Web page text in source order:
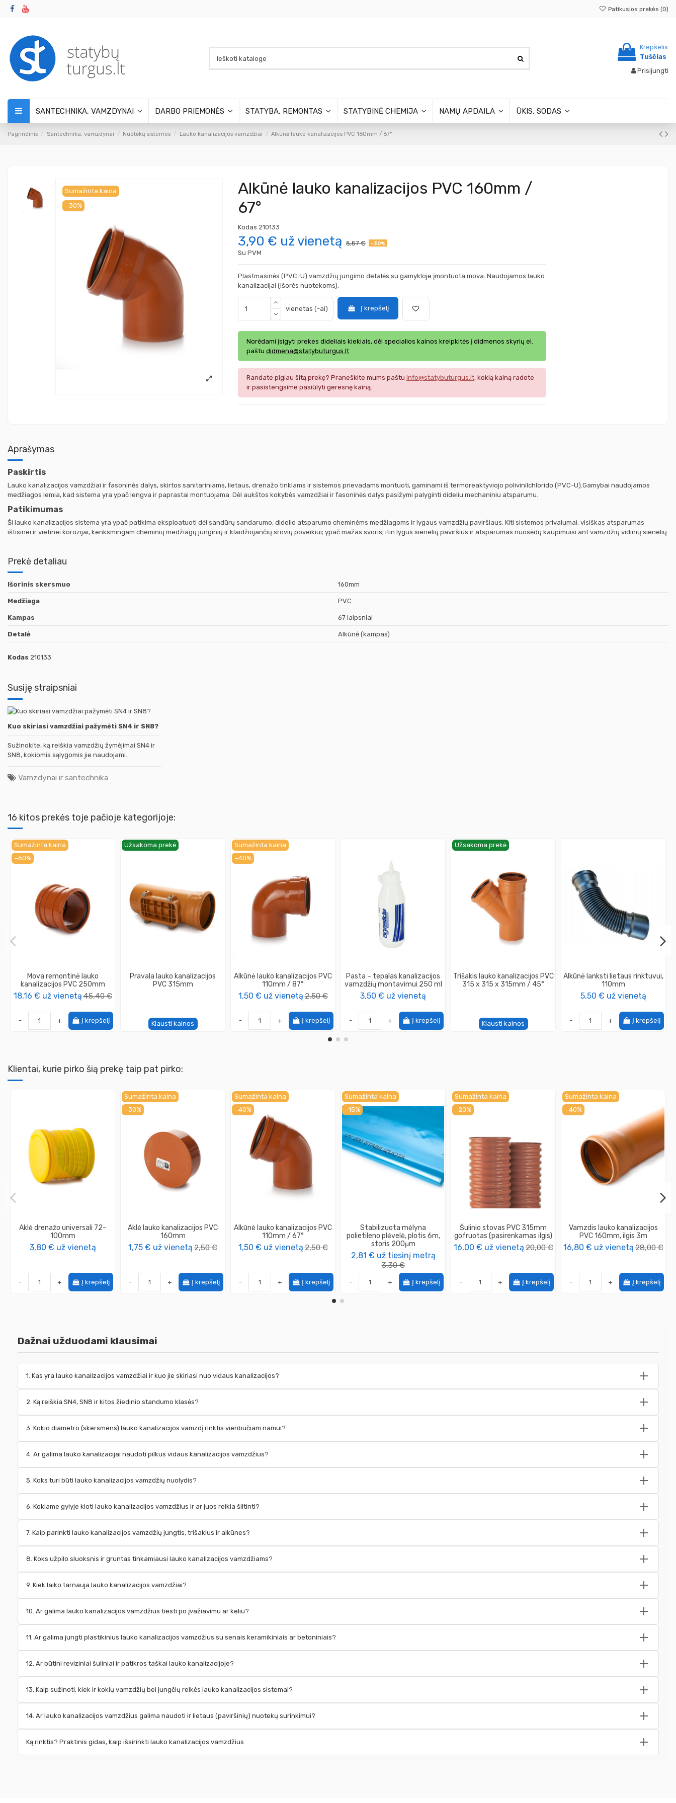
Patikusios prekės (0)
Krepšelis
Tuščias
Prisijungti
SANTECHNIKA, VAMZDYNAI DARBO PRIEMONĖS STATYBA, REMONTAS STATYBINĖ CHEMIJA NAMŲ APDAILA ŪKIS, SODAS
Pagrindinis Santechnika, vamzdynai Nuotėkų sistemos Lauko kanalizacijos vamzdžiai Alkūnė lauko kanalizacijos PVC 160mm / 67°
Sumažinta kaina
−30%
Alkūnė lauko kanalizacijos PVC 160mm /
67°
Kodas 210133
3,90 € už vienetą 5,57 € -30%
Su PVM
Plastmasinės (PVC-U) vamzdžių jungimo detalės su gamykloje įmontuota mova. Naudojamos lauko
kanalizacijai (išorės nuotekoms).
vienetas (-ai) Į krepšelį
Norėdami įsigyti prekes dideliais kiekiais, dėl specialios kainos kreipkitės į didmenos skyrių el.
paštu didmena@statybuturgus.lt
Randate pigiau šitą prekę? Praneškite mums paštu info@statybuturgus.lt, kokią kainą radote
ir pasistengsime pasiūlyti geresnę kainą.
Aprašymas
Paskirtis
Lauko kanalizacijos vamzdžiai ir fasoninės dalys, skirtos sanitariniams, lietaus, drenažo tinklams ir sistemos prievadams montuoti, gaminami iš termoreaktyviojo polivinilchlorido (PVC-U).Gamybai naudojamos
medžiagos lemia, kad sistema yra ypač lengva ir paprastai montuojama. Dėl aukštos kokybės vamzdžiai ir fasoninės dalys pasižymi palyginti dideliu mechaniniu atsparumu.
Patikimumas
Ši lauko kanalizacijos sistema yra ypač patikima eksploatuoti dėl sandūrų sandarumo, didelio atsparumo cheminėms medžiagoms ir lygaus vamzdžių paviršiaus. Kiti sistemos privalumai: visiškas atsparumas
ištisinei ir vietinei korozijai, kenksmingam cheminių medžiagų junginių ir klaidžiojančių srovių poveikiui; ypač mažas svoris; itin lygus sienelių paviršius ir atsparumas nuosėdų kaupimuisi ant vamzdžių vidinių sienelių.
Prekė detaliau
Išorinis skersmuo 160mm
Medžiaga PVC
Kampas 67 laipsniai
Detalė Alkūnė (kampas)
Kodas 210133
Susiję straipsniai
Kuo skiriasi vamzdžiai pažymėti SN4 ir SN8?
Sužinokite, ką reiškia vamzdžių žymėjimai SN4 ir
SN8, kokiomis sąlygomis jie naudojami.
Vamzdynai ir santechnika
16 kitos prekės toje pačioje kategorijoje:
Sumažinta kaina
−60%
Mova remontinė lauko
kanalizacijos PVC 250mm
18,16 € už vienetą45,40 €
- + Į krepšelį
Užsakoma prekė
Pravala lauko kanalizacijos
PVC 315mm
Klausti kainos
Sumažinta kaina
−40%
Alkūnė lauko kanalizacijos PVC
110mm / 87°
1,50 € už vienetą2,50 €
- + Į krepšelį
Pasta – tepalas kanalizacijos
vamzdžių montavimui 250 ml
3,50 € už vienetą
- + Į krepšelį
Užsakoma prekė
Trišakis lauko kanalizacijos PVC
315 x 315 x 315mm / 45°
Klausti kainos
Alkūnė lanksti lietaus rinktuvui,
110mm
5,50 € už vienetą
- + Į krepšelį
Klientai, kurie pirko šią prekę taip pat pirko:
Aklė drenažo universali 72-
100mm
3,80 € už vienetą
- + Į krepšelį
Sumažinta kaina
−30%
Aklė lauko kanalizacijos PVC
160mm
1,75 € už vienetą 2,50 €
- + Į krepšelį
Sumažinta kaina
−40%
Alkūnė lauko kanalizacijos PVC
110mm / 67°
1,50 € už vienetą2,50 €
- + Į krepšelį
Sumažinta kaina
−15%
Stabilizuota mėlyna
polietileno plėvelė, plotis 6m,
storis 200μm
2,81 € už tiesinį metrą
3,30 €
- + Į krepšelį
Sumažinta kaina
−20%
Šulinio stovas PVC 315mm
gofruotas (pasirenkamas ilgis)
16,00 € už vienetą20,00 €
- + Į krepšelį
Sumažinta kaina
−40%
Vamzdis lauko kanalizacijos
PVC 160mm, ilgis 3m
16,80 € už vienetą 28,00 €
- + Į krepšelį
Dažnai užduodami klausimai
1. Kas yra lauko kanalizacijos vamzdžiai ir kuo jie skiriasi nuo vidaus kanalizacijos?
2. Ką reiškia SN4, SN8 ir kitos žiedinio standumo klasės?
3. Kokio diametro (skersmens) lauko kanalizacijos vamzdį rinktis vienbučiam namui?
4. Ar galima lauko kanalizacijai naudoti pilkus vidaus kanalizacijos vamzdžius?
5. Koks turi būti lauko kanalizacijos vamzdžių nuolydis?
6. Kokiame gylyje kloti lauko kanalizacijos vamzdžius ir ar juos reikia šiltinti?
7. Kaip parinkti lauko kanalizacijos vamzdžių jungtis, trišakius ir alkūnes?
8. Koks užpilo sluoksnis ir gruntas tinkamiausi lauko kanalizacijos vamzdžiams?
9. Kiek laiko tarnauja lauko kanalizacijos vamzdžiai?
10. Ar galima lauko kanalizacijos vamzdžius tiesti po įvažiavimu ar keliu?
11. Ar galima jungti plastikinius lauko kanalizacijos vamzdžius su senais keramikiniais ar betoniniais?
12. Ar būtini reviziniai šuliniai ir patikros taškai lauko kanalizacijoje?
13. Kaip sužinoti, kiek ir kokių vamzdžių bei jungčių reikės lauko kanalizacijos sistemai?
14. Ar lauko kanalizacijos vamzdžius galima naudoti ir lietaus (paviršinių) nuotekų surinkimui?
Ką rinktis? Praktinis gidas, kaip išsirinkti lauko kanalizacijos vamzdžius